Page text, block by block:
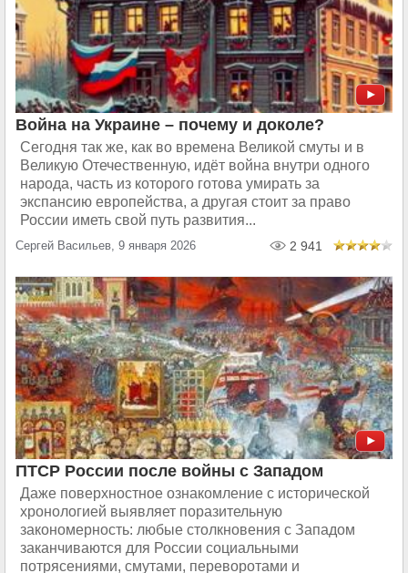
Война на Украине – почему и доколе?
Сегодня так же, как во времена Великой смуты и в
Великую Отечественную, идёт война внутри одного
народа, часть из которого готова умирать за
экспансию европейства, а другая стоит за право
России иметь свой путь развития...
Сергей Васильев, 9 января 2026 2 941
ПТСР России после войны с Западом
Даже поверхностное ознакомление с исторической
хронологией выявляет поразительную
закономерность: любые столкновения с Западом
заканчиваются для России социальными
потрясениями, смутами, переворотами и